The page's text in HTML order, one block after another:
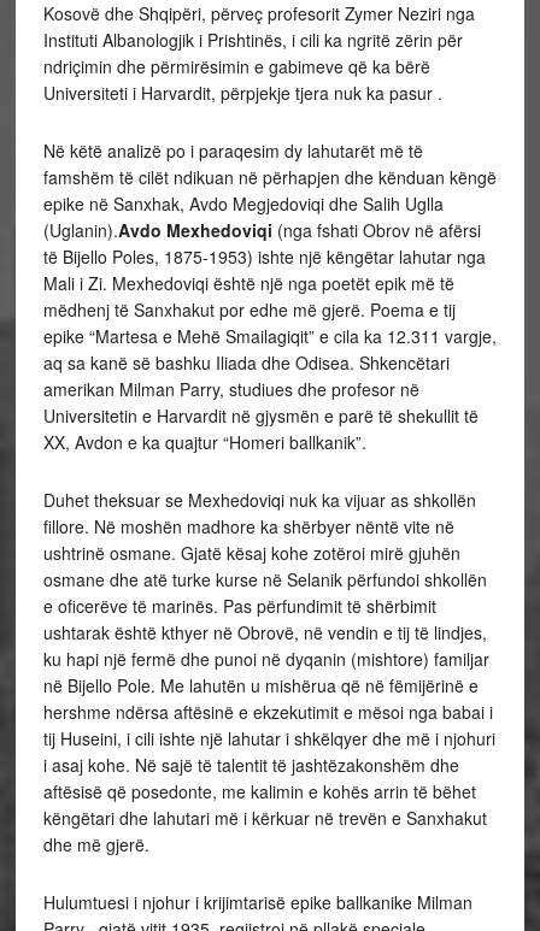
Kosovë dhe Shqipëri, përveç profesorit Zymer Neziri nga
Instituti Albanologjik i Prishtinës, i cili ka ngritë zërin për
ndriçimin dhe përmirësimin e gabimeve që ka bërë
Universiteti i Harvardit, përpjekje tjera nuk ka pasur .
Në këtë analizë po i paraqesim dy lahutarët më të
famshëm të cilët ndikuan në përhapjen dhe kënduan këngë
epike në Sanxhak, Avdo Megjedoviqi dhe Salih Uglla
(Uglanin).Avdo Mexhedoviqi (nga fshati Obrov në afërsi
të Bijello Poles, 1875-1953) ishte një këngëtar lahutar nga
Mali i Zi. Mexhedoviqi është një nga poetët epik më të
mëdhenj të Sanxhakut por edhe më gjerë. Poema e tij
epike “Martesa e Mehë Smailagiqit” e cila ka 12.311 vargje,
aq sa kanë së bashku Iliada dhe Odisea. Shkencëtari
amerikan Milman Parry, studiues dhe profesor në
Universitetin e Harvardit në gjysmën e parë të shekullit të
XX, Avdon e ka quajtur “Homeri ballkanik”.
Duhet theksuar se Mexhedoviqi nuk ka vijuar as shkollën
fillore. Në moshën madhore ka shërbyer nëntë vite në
ushtrinë osmane. Gjatë kësaj kohe zotëroi mirë gjuhën
osmane dhe atë turke kurse në Selanik përfundoi shkollën
e oficerëve të marinës. Pas përfundimit të shërbimit
ushtarak është kthyer në Obrovë, në vendin e tij të lindjes,
ku hapi një fermë dhe punoi në dyqanin (mishtore) familjar
në Bijello Pole. Me lahutën u mishërua që në fëmijërinë e
hershme ndërsa aftësinë e ekzekutimit e mësoi nga babai i
tij Huseini, i cili ishte një lahutar i shkëlqyer dhe më i njohuri
i asaj kohe. Në sajë të talentit të jashtëzakonshëm dhe
aftësisë që posedonte, me kalimin e kohës arrin të bëhet
këngëtari dhe lahutari më i kërkuar në trevën e Sanxhakut
dhe më gjerë.
Hulumtuesi i njohur i krijimtarisë epike ballkanike Milman